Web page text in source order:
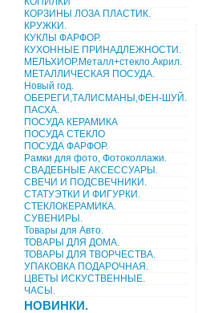
КОРЗИНЫ ЛОЗА ПЛАСТИК.
КРУЖКИ.
КУКЛЫ ФАРФОР.
КУХОННЫЕ ПРИНАДЛЕЖНОСТИ.
МЕЛЬХИОР.Металл+стекло.Акрил.
МЕТАЛЛИЧЕСКАЯ ПОСУДА.
Новый год.
ОБЕРЕГИ,ТАЛИСМАНЫ,ФЕН-ШУЙ.
ПАСХА.
ПОСУДА КЕРАМИКА
ПОСУДА СТЕКЛО
ПОСУДА ФАРФОР.
Рамки для фото, Фотоколлажи.
СВАДЕБНЫЕ АКСЕССУАРЫ.
СВЕЧИ И ПОДСВЕЧНИКИ.
СТАТУЭТКИ И ФИГУРКИ.
СТЕКЛОКЕРАМИКА.
СУВЕНИРЫ.
Товары для Авто.
ТОВАРЫ ДЛЯ ДОМА.
ТОВАРЫ ДЛЯ ТВОРЧЕСТВА.
УПАКОВКА ПОДАРОЧНАЯ.
ЦВЕТЫ ИСКУСТВЕННЫЕ.
ЧАСЫ.
НОВИНКИ.